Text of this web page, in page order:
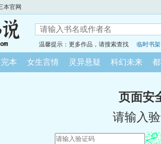
本官网
温馨提示：更多作品，请搜索查找 临时书架
完本 女生言情 灵异悬疑 科幻未来
页面安
请输入验